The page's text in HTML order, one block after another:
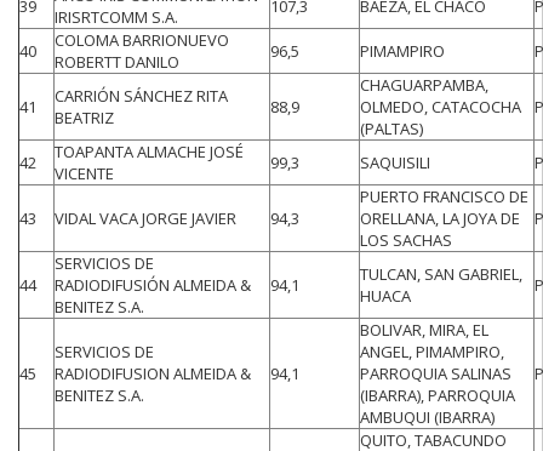
39
IRISRTCOMM S.A.
107,3 BAEZA, EL CHACO
40
COLOMA BARRIONUEVO
ROBERTT DANILO
96,5 PIMAMPIRO
41
CARRIÓN SÁNCHEZ RITA
BEATRIZ
88,9
CHAGUARPAMBA,
OLMEDO, CATACOCHA
(PALTAS)
42
TOAPANTA ALMACHE JOSÉ
VICENTE
99,3 SAQUISILI
43 VIDAL VACA JORGE JAVIER 94,3
PUERTO FRANCISCO DE
ORELLANA, LA JOYA DE
LOS SACHAS
44
SERVICIOS DE
RADIODIFUSIÓN ALMEIDA &
BENITEZ S.A.
94,1
TULCAN, SAN GABRIEL,
HUACA
45
SERVICIOS DE
RADIODIFUSION ALMEIDA &
BENITEZ S.A.
94,1
BOLIVAR, MIRA, EL
ANGEL, PIMAMPIRO,
PARROQUIA SALINAS
(IBARRA), PARROQUIA
AMBUQUI (IBARRA)
QUITO, TABACUNDO